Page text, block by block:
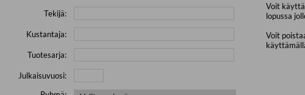
Tekijä:
Kustantaja:
Tuotesarja:
Julkaisuvuosi:
Voit
lopussa
Voit